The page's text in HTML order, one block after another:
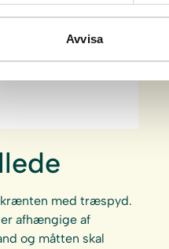
Avvisa
med træspyd.
afhængige af
og måtten skal